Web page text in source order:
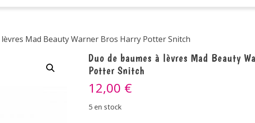
Mad Beauty Warner Bros Harry Potter Snitch
Duo de baumes à lèvres Mad Beauty
Potter Snitch
12,00 €
5 en stock